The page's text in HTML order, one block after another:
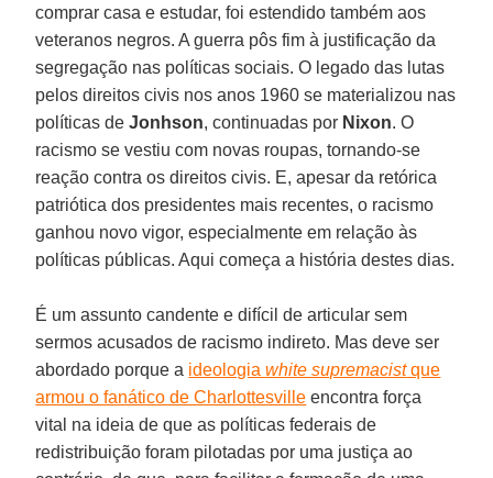
comprar casa e estudar, foi estendido também aos
veteranos negros. A guerra pôs fim à justificação da
segregação nas políticas sociais. O legado das lutas
pelos direitos civis nos anos 1960 se materializou nas
políticas deJonhson, continuadas por Nixon. O
racismo se vestiu com novas roupas, tornando-se
reação contra os direitos civis. E, apesar da retórica
patriótica dos presidentes mais recentes, o racismo
ganhou novo vigor, especialmente em relação às
políticas públicas. Aqui começa a história destes dias.
É um assunto candente e difícil de articular sem
sermos acusados de racismo indireto. Mas deve ser
abordado porque a ideologiawhite supremacistque
armou o fanático de Charlottesville encontra força
vital na ideia de que as políticas federais de
redistribuição foram pilotadas por uma justiça ao